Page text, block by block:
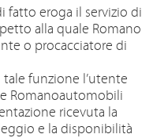
fatto eroga il servizio di
alla quale Romano
o procacciatore di
tale funzione l’utente
Romanoautomobili
ricevuta la
e la disponibilità